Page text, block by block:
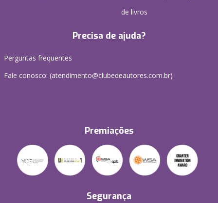
de livros
Precisa de ajuda?
Perguntas frequentes
Fale conosco: (atendimento@clubedeautores.com.br)
Premiações
Segurança